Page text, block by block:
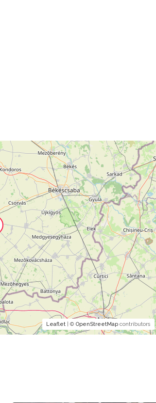
Leaflet| © OpenStreetMapcontributors